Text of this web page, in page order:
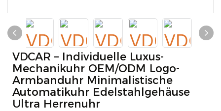
VDCAR – Individuelle Luxus-
Mechanikuhr OEM/ODM Logo-
Armbanduhr Minimalistische
Automatikuhr Edelstahlgehäuse
Ultra Herrenuhr